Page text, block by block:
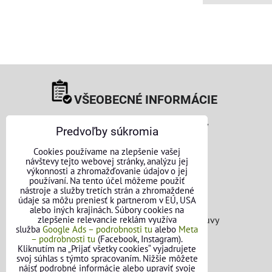
VŠEOBECNÉ INFORMÁCIE
Obchodné podmienky pre osoby
Obchodné podmienky pre firmy
Ochrana osobných údajov
Reklamačný poriadok
Formulár na odstúpenie od zmluvy
FAQ - Často kladené otázky
Predvoľby súkromia
Cookies používame na zlepšenie vašej
návštevy tejto webovej stránky, analýzu jej
výkonnosti a zhromažďovanie údajov o jej
používaní. Na tento účel môžeme použiť
nástroje a služby tretích strán a zhromaždené
údaje sa môžu preniesť k partnerom v EÚ, USA
alebo iných krajinách. Súbory cookies na
zlepšenie relevancie reklám využíva
služba Google Ads – podrobnosti tu alebo Meta
– podrobnosti tu (Facebook, Instagram).
Kliknutím na „Prijať všetky cookies“ vyjadrujete
svoj súhlas s týmto spracovaním. Nižšie môžete
nájsť podrobné informácie alebo upraviť svoje